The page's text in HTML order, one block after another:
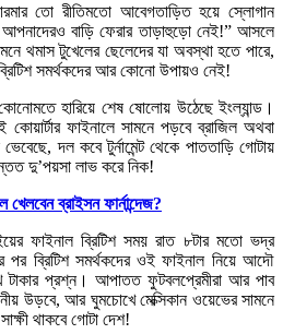
তো রীতিমতো আবেগতাড়িত হয়ে স্লোগান
বাড়ি ফেরার তাড়াহুড়ো নেই!” আসলে
থমাস টুখেলের ছেলেদের যা অবস্থা হতে পারে,
সমর্থকদের আর কোনো উপায়ও নেই!
হারিয়ে শেষ ষোলোয় উঠেছে ইংল্যান্ড।
কোয়ার্টার ফাইনালে সামনে পড়বে ব্রাজিল অথবা
দল কবে টুর্নামেন্ট থেকে পাততাড়ি গোটায়
দু’পয়সা লাভ করে নিক!
ব্রাইসন ফার্নান্দেজ?
ফাইনাল ব্রিটিশ সময় রাত ৮টার মতো ভদ্র
পর ব্রিটিশ সমর্থকদের ওই ফাইনাল নিয়ে আদৌ
টাকার প্রশ্ন। আপাতত ফুটবলপ্রেমীরা আর পাব
উড়বে, আর ঘুমচোখে মেক্সিকান ওয়েভের সামনে
থাকবে গোটা দেশ!